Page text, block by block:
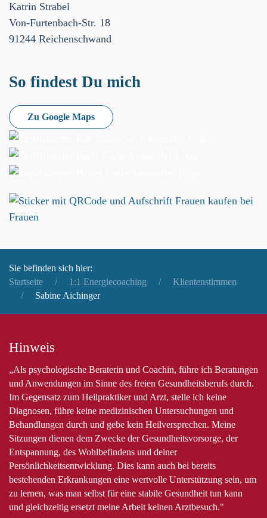
Katrin Strabel
Von-Furtenbach-Str. 18
91244 Reichenschwand
So findest Du mich
Zu Google Maps
Sie befinden sich hier:
Startseite
1:1 Energiecoaching
Klientenstimmen
Sabine Aichinger
Hinweis
„Als psychologische Beraterin und Coachin, führe ich Beratungen
und Anwendungen im Sinne des freien Gesundheitsberufs durch.
Im Gegensatz zum Heilpraktiker und Arzt, stelle ich keine
Diagnosen, führe keine medizinischen Untersuchungen und
Behandlungen durch und gebe kein Heilversprechen. Meine
Sitzungen dienen dem Zwecke der Gesundheitsvorsorge, der
Entspannung, des Wohlbefindens und deiner
Persönlichkeitsentwicklung. Dies kann auch bei bereits
bestehenden Erkrankungen eine wertvolle Unterstützung sein, um
zu lernen, was man selbst für eine stabile Gesundheit tun kann
und gleichzeitig ersetzt meine Arbeit keinen Arztbesuch."